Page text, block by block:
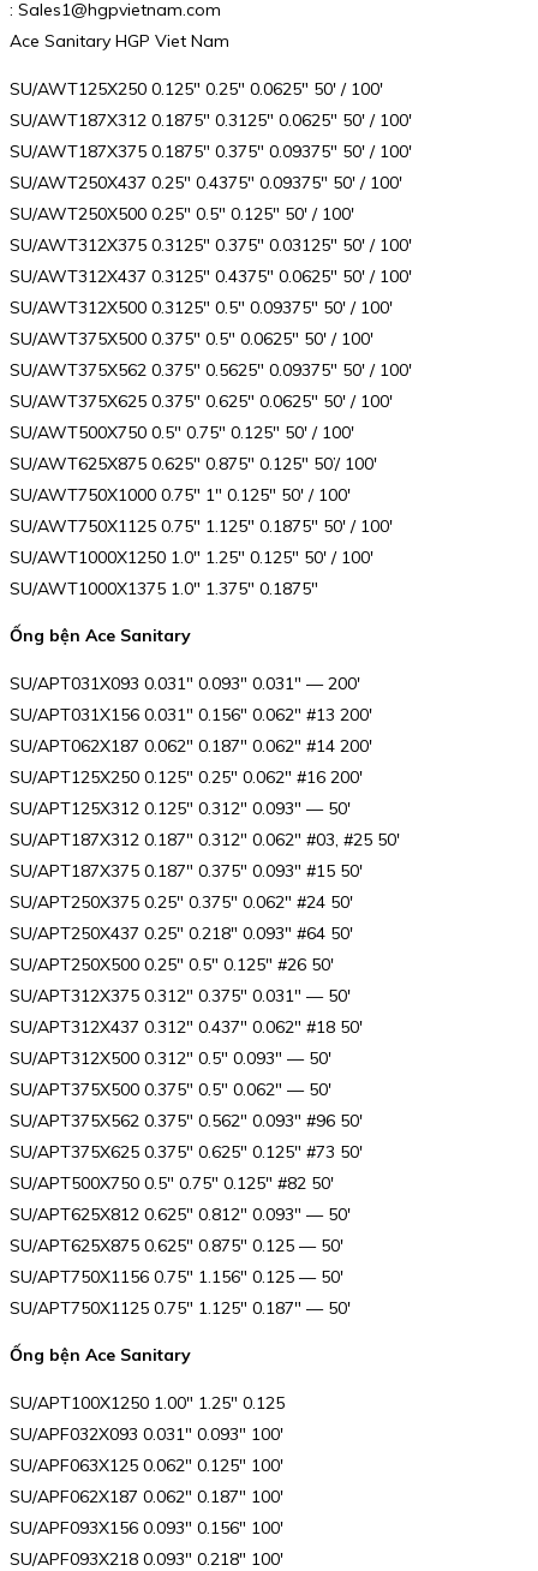
: Sales1@hgpvietnam.com
Ace Sanitary HGP Viet Nam
SU/AWT125X250 0.125″ 0.25″ 0.0625″ 50′ / 100′
SU/AWT187X312 0.1875″ 0.3125″ 0.0625″ 50′ / 100′
SU/AWT187X375 0.1875″ 0.375″ 0.09375″ 50′ / 100′
SU/AWT250X437 0.25″ 0.4375″ 0.09375″ 50′ / 100′
SU/AWT250X500 0.25″ 0.5″ 0.125″ 50′ / 100′
SU/AWT312X375 0.3125″ 0.375″ 0.03125″ 50′ / 100′
SU/AWT312X437 0.3125″ 0.4375″ 0.0625″ 50′ / 100′
SU/AWT312X500 0.3125″ 0.5″ 0.09375″ 50′ / 100′
SU/AWT375X500 0.375″ 0.5″ 0.0625″ 50′ / 100′
SU/AWT375X562 0.375″ 0.5625″ 0.09375″ 50′ / 100′
SU/AWT375X625 0.375″ 0.625″ 0.0625″ 50′ / 100′
SU/AWT500X750 0.5″ 0.75″ 0.125″ 50′ / 100′
SU/AWT625X875 0.625″ 0.875″ 0.125″ 50’/ 100′
SU/AWT750X1000 0.75″ 1″ 0.125″ 50′ / 100′
SU/AWT750X1125 0.75″ 1.125″ 0.1875″ 50′ / 100′
SU/AWT1000X1250 1.0″ 1.25″ 0.125″ 50′ / 100′
SU/AWT1000X1375 1.0″ 1.375″ 0.1875″
Ống bện Ace Sanitary
SU/APT031X093 0.031″ 0.093″ 0.031″ — 200′
SU/APT031X156 0.031″ 0.156″ 0.062″ #13 200′
SU/APT062X187 0.062″ 0.187″ 0.062″ #14 200′
SU/APT125X250 0.125″ 0.25″ 0.062″ #16 200′
SU/APT125X312 0.125″ 0.312″ 0.093″ — 50′
SU/APT187X312 0.187″ 0.312″ 0.062″ #03, #25 50′
SU/APT187X375 0.187″ 0.375″ 0.093″ #15 50′
SU/APT250X375 0.25″ 0.375″ 0.062″ #24 50′
SU/APT250X437 0.25″ 0.218″ 0.093″ #64 50′
SU/APT250X500 0.25″ 0.5″ 0.125″ #26 50′
SU/APT312X375 0.312″ 0.375″ 0.031″ — 50′
SU/APT312X437 0.312″ 0.437″ 0.062″ #18 50′
SU/APT312X500 0.312″ 0.5″ 0.093″ — 50′
SU/APT375X500 0.375″ 0.5″ 0.062″ — 50′
SU/APT375X562 0.375″ 0.562″ 0.093″ #96 50′
SU/APT375X625 0.375″ 0.625″ 0.125″ #73 50′
SU/APT500X750 0.5″ 0.75″ 0.125″ #82 50′
SU/APT625X812 0.625″ 0.812″ 0.093″ — 50′
SU/APT625X875 0.625″ 0.875″ 0.125 — 50′
SU/APT750X1156 0.75″ 1.156″ 0.125 — 50′
SU/APT750X1125 0.75″ 1.125″ 0.187″ — 50′
Ống bện Ace Sanitary
SU/APT100X1250 1.00″ 1.25″ 0.125
SU/APF032X093 0.031″ 0.093″ 100′
SU/APF063X125 0.062″ 0.125″ 100′
SU/APF062X187 0.062″ 0.187″ 100′
SU/APF093X156 0.093″ 0.156″ 100′
SU/APF093X218 0.093″ 0.218″ 100′